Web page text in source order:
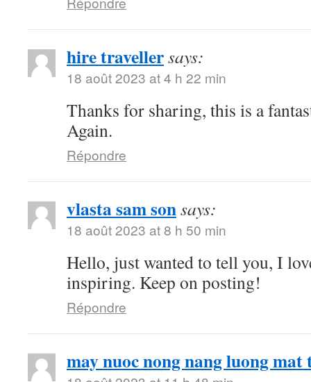
hire travellersays:
18 août 2023 at 4 h 22 min
Thanks for sharing, this is a
Again.
Répondre
vlasta sam sonsays:
18 août 2023 at 8 h 50 min
Hello, just wanted to tell you, I
inspiring. Keep on posting!
Répondre
may nuoc nong nang luong